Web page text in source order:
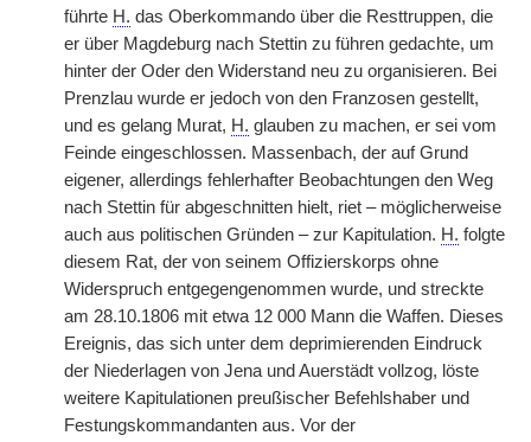
führte H. das Oberkommando über die Resttruppen, die
er über Magdeburg nach Stettin zu führen gedachte, um
hinter der Oder den Widerstand neu zu organisieren. Bei
Prenzlau wurde er jedoch von den Franzosen gestellt,
und es gelang Murat, H. glauben zu machen, er sei vom
Feinde eingeschlossen. Massenbach, der auf Grund
eigener, allerdings fehlerhafter Beobachtungen den Weg
nach Stettin für abgeschnitten hielt, riet – möglicherweise
auch aus politischen Gründen – zur Kapitulation. H. folgte
diesem Rat, der von seinem Offizierskorps ohne
Widerspruch entgegengenommen wurde, und streckte
am 28.10.1806 mit etwa 12 000 Mann die Waffen. Dieses
Ereignis, das sich unter dem deprimierenden Eindruck
der Niederlagen von Jena und Auerstädt vollzog, löste
weitere Kapitulationen preußischer Befehlshaber und
Festungskommandanten aus. Vor der